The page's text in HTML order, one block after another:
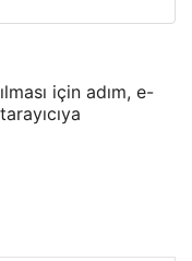
için adım, e-